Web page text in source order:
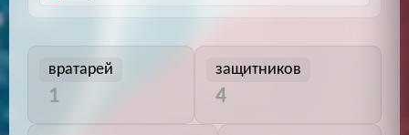
вратарей
1
защитников
4